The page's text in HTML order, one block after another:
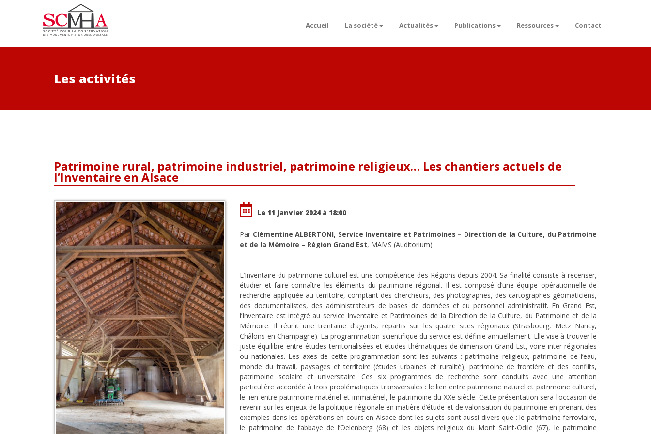
Accueil La société Actualités Publications Ressources Contact
Les activités
Patrimoine rural, patrimoine industriel, patrimoine religieux… Les chantiers actuels de
l’Inventaire en Alsace
Le 11 janvier 2024 à 18:00
Par Clémentine ALBERTONI, Service Inventaire et Patrimoines – Direction de la Culture, du Patrimoine
et de la Mémoire – Région Grand Est, MAMS (Auditorium)
L’Inventaire du patrimoine culturel est une compétence des Régions depuis 2004. Sa finalité consiste à recenser,
étudier et faire connaître les éléments du patrimoine régional. Il est composé d’une équipe opérationnelle de
recherche appliquée au territoire, comptant des chercheurs, des photographes, des cartographes géomaticiens,
des documentalistes, des administrateurs de bases de données et du personnel administratif. En Grand Est,
l’Inventaire est intégré au service Inventaire et Patrimoines de la Direction de la Culture, du Patrimoine et de la
Mémoire. Il réunit une trentaine d’agents, répartis sur les quatre sites régionaux (Strasbourg, Metz Nancy,
Châlons en Champagne). La programmation scientifique du service est définie annuellement. Elle vise à trouver le
juste équilibre entre études territorialisées et études thématiques de dimension Grand Est, voire inter-régionales
ou nationales. Les axes de cette programmation sont les suivants : patrimoine religieux, patrimoine de l’eau,
monde du travail, paysages et territoire (études urbaines et ruralité), patrimoine de frontière et des conflits,
patrimoine scolaire et universitaire. Ces six programmes de recherche sont conduits avec une attention
particulière accordée à trois problématiques transversales : le lien entre patrimoine naturel et patrimoine culturel,
le lien entre patrimoine matériel et immatériel, le patrimoine du XXe siècle. Cette présentation sera l’occasion de
revenir sur les enjeux de la politique régionale en matière d’étude et de valorisation du patrimoine en prenant des
exemples dans les opérations en cours en Alsace dont les sujets sont aussi divers que : le patrimoine ferroviaire,
le patrimoine de l’abbaye de l’Oelenberg (68) et les objets religieux du Mont Saint-Odile (67), le patrimoine